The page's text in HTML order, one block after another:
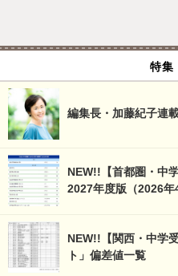
特集
編集長・加藤紀子連
NEW!!【首都圏・中
2027年度版（2026年4
NEW!!【関西・中学
ト」偏差値一覧